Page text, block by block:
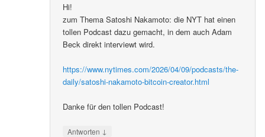
Hi!
zum Thema Satoshi Nakamoto: die NYT hat einen
tollen Podcast dazu gemacht, in dem auch Adam
Beck direkt interviewt wird.
https://www.nytimes.com/2026/04/09/podcasts/the-
daily/satoshi-nakamoto-bitcoin-creator.html
Danke für den tollen Podcast!
Antworten ↓